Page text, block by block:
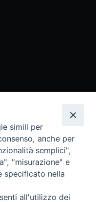
simili per
anche per
semplici",
"misurazione" e
specificato nella
all'utilizzo dei